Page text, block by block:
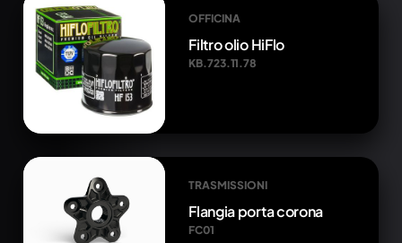
OFFICINA
Filtro olio HiFlo
KB.723.11.78
TRASMISSIONI
Flangia porta corona
FC01